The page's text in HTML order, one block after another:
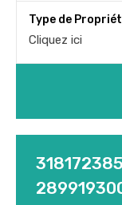
Type de
Cliquez ici